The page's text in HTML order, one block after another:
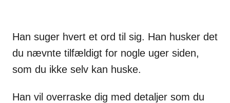
Han suger hvert et ord til sig. Han husker det
du nævnte tilfældigt for nogle uger siden,
som du ikke selv kan huske.
Han vil overraske dig med detaljer som du